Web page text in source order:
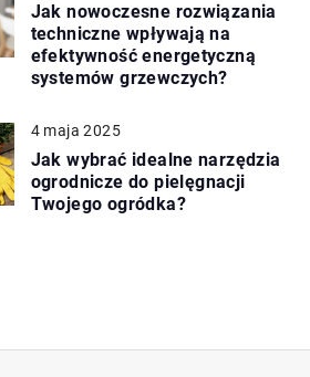
Jak nowoczesne rozwiązania
techniczne wpływają na
efektywność energetyczną
systemów grzewczych?
4 maja 2025
Jak wybrać idealne narzędzia
ogrodnicze do pielęgnacji
Twojego ogródka?